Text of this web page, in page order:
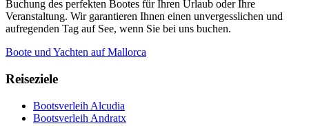
Buchung des perfekten Bootes für Ihren Urlaub oder Ihre
Veranstaltung. Wir garantieren Ihnen einen unvergesslichen und
aufregenden Tag auf See, wenn Sie bei uns buchen.
Boote und Yachten auf Mallorca
Reiseziele
Bootsverleih Alcudia
Bootsverleih Andratx